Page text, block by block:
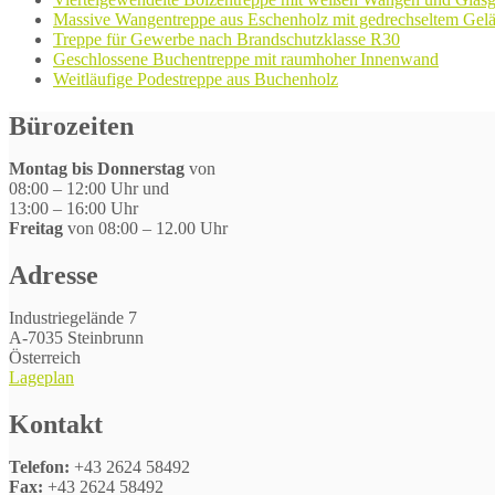
Massive Wangentreppe aus Eschenholz mit gedrechseltem
Treppe für Gewerbe nach Brandschutzklasse R30
Geschlossene Buchentreppe mit raumhoher Innenwand
Weitläufige Podestreppe aus Buchenholz
Bürozeiten
Montag bis Donnerstag von
08:00 – 12:00 Uhr und
13:00 – 16:00 Uhr
Freitag von 08:00 – 12.00 Uhr
Adresse
Industriegelände 7
A-7035 Steinbrunn
Österreich
Lageplan
Kontakt
Telefon: +43 2624 58492
Fax: +43 2624 58492